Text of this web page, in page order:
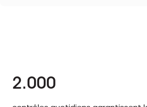
2.000